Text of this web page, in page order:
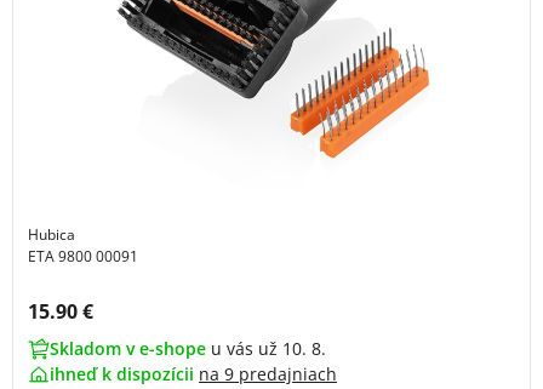
Hubica
ETA 9800 00091
Cena s DPH:
15.90 €
Skladom v e-shope u vás už 10. 8.
ihneď k dispozícii na 9 predajniach